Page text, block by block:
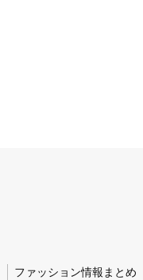
ファッション情報まとめ